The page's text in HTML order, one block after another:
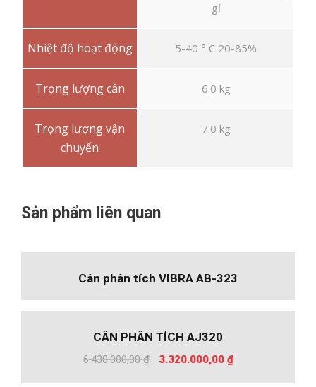
gỉ
Nhiệt độ hoạt động 5-40 ° C 20-85%
Trọng lượng cân 6.0 kg
Trọng lượng vận
chuyển
7.0 kg
Sản phẩm liên quan
Cân phân tích VIBRA AB-323
CÂN PHÂN TÍCH AJ320
6.430.000,00₫
Giá
3.320.000,00 ₫Giá